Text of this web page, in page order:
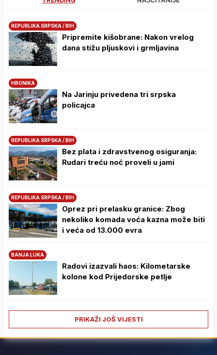
REPUBLIKA SRPSKA / BIH
Pripremite kišobrane: Nakon vrelog
dana stižu pljuskovi i grmljavina
HRONIKA
Na Јarinju privedena tri srpska
policajca
REPUBLIKA SRPSKA / BIH
Bez plata i zdravstvenog osiguranja:
Rudari treću noć proveli u jami
REPUBLIKA SRPSKA / BIH
Oprez pri prelasku granice: Zbog
nekoliko komada voća kazna može biti
i veća od 13.000 evra
BANJA LUKA
Radovi izazvali haos: Kilometarske
kolone kod Prijedorske petlje
PRIKAŽI JOŠ VIJESTI